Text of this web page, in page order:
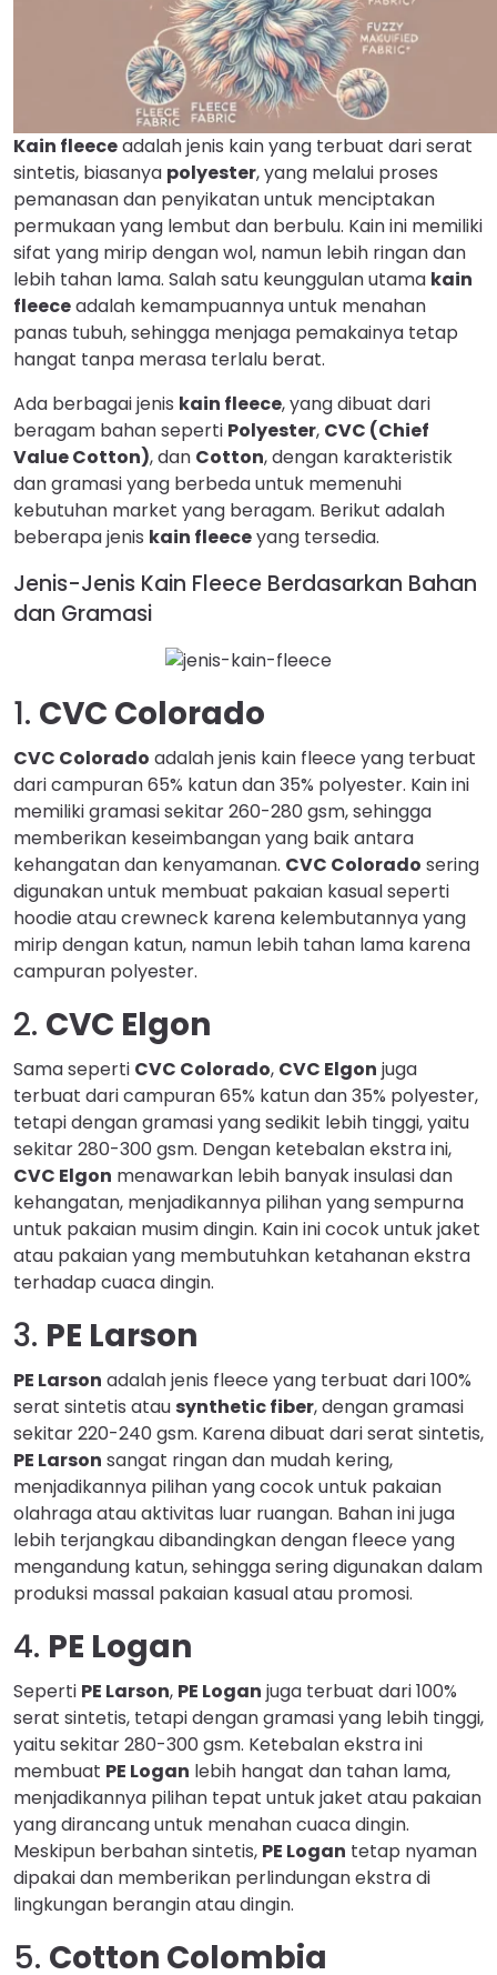
Kain fleeceadalah jenis kain yang terbuat dari serat
sintetis, biasanya polyester, yang melalui proses
pemanasan dan penyikatan untuk menciptakan
permukaan yang lembut dan berbulu. Kain ini memiliki
sifat yang mirip dengan wol, namun lebih ringan dan
lebih tahan lama. Salah satu keunggulan utama kain
fleeceadalah kemampuannya untuk menahan
panas tubuh, sehingga menjaga pemakainya tetap
hangat tanpa merasa terlalu berat.
Ada berbagai jenis kain fleece, yang dibuat dari
beragam bahan seperti Polyester, CVC (Chief
Value Cotton), dan Cotton, dengan karakteristik
dan gramasi yang berbeda untuk memenuhi
kebutuhan market yang beragam. Berikut adalah
beberapa jenis kain fleeceyang tersedia.
Jenis-Jenis Kain Fleece Berdasarkan Bahan
dan Gramasi
1. CVC Colorado
CVC Colorado adalah jenis kain fleece yang terbuat
dari campuran 65% katun dan 35% polyester. Kain ini
memiliki gramasi sekitar 260-280 gsm, sehingga
memberikan keseimbangan yang baik antara
kehangatan dan kenyamanan. CVC Colorado sering
digunakan untuk membuat pakaian kasual seperti
hoodie atau crewneck karena kelembutannya yang
mirip dengan katun, namun lebih tahan lama karena
campuran polyester.
2. CVC Elgon
Sama seperti CVC Colorado, CVC Elgon juga
terbuat dari campuran 65% katun dan 35% polyester,
tetapi dengan gramasi yang sedikit lebih tinggi, yaitu
sekitar 280-300 gsm. Dengan ketebalan ekstra ini,
CVC Elgon menawarkan lebih banyak insulasi dan
kehangatan, menjadikannya pilihan yang sempurna
untuk pakaian musim dingin. Kain ini cocok untuk jaket
atau pakaian yang membutuhkan ketahanan ekstra
terhadap cuaca dingin.
3. PE Larson
PE Larson adalah jenis fleece yang terbuat dari 100%
serat sintetis atau synthetic fiber, dengan gramasi
sekitar 220-240 gsm. Karena dibuat dari serat sintetis,
PE Larson sangat ringan dan mudah kering,
menjadikannya pilihan yang cocok untuk pakaian
olahraga atau aktivitas luar ruangan. Bahan ini juga
lebih terjangkau dibandingkan dengan fleece yang
mengandung katun, sehingga sering digunakan dalam
produksi massal pakaian kasual atau promosi.
4. PE Logan
Seperti PE Larson, PE Logan juga terbuat dari 100%
serat sintetis, tetapi dengan gramasi yang lebih tinggi,
yaitu sekitar 280-300 gsm. Ketebalan ekstra ini
membuat PE Logan lebih hangat dan tahan lama,
menjadikannya pilihan tepat untuk jaket atau pakaian
yang dirancang untuk menahan cuaca dingin.
Meskipun berbahan sintetis, PE Logan tetap nyaman
dipakai dan memberikan perlindungan ekstra di
lingkungan berangin atau dingin.
5. Cotton Colombia